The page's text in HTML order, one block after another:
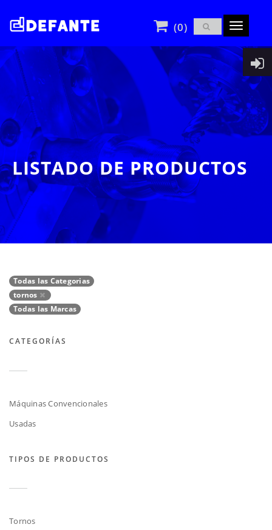
(0)
Toggle
LISTADO DE PRODUCTOS
Todas las Categorias
tornos
Todas las Marcas
CATEGORÍAS
Máquinas Convencionales
Usadas
TIPOS DE PRODUCTOS
Tornos